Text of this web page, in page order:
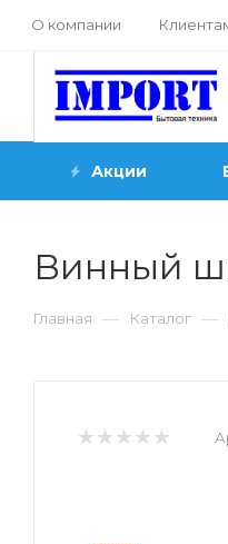
О компании
Акции
Винный
Главная — Каталог —